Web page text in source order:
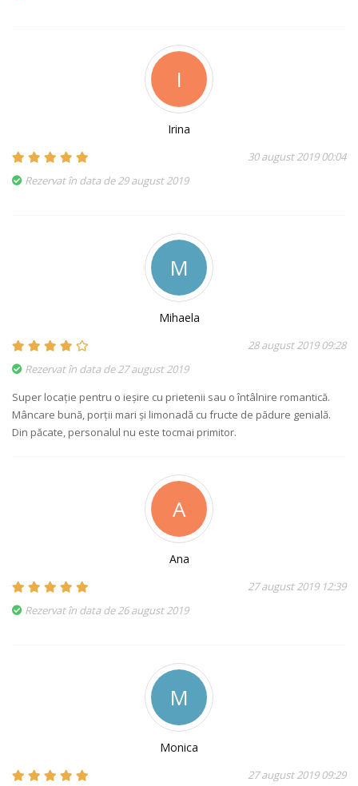
I
Irina
30 august 2019 00:04
Rezervat în data de 29 august 2019
M
Mihaela
28 august 2019 09:28
Rezervat în data de 27 august 2019
Super locație pentru o ieșire cu prietenii sau o întâlnire romantică.
Mâncare bună, porții mari și limonadă cu fructe de pădure genială.
Din păcate, personalul nu este tocmai primitor.
A
Ana
27 august 2019 12:39
Rezervat în data de 26 august 2019
M
Monica
27 august 2019 09:29